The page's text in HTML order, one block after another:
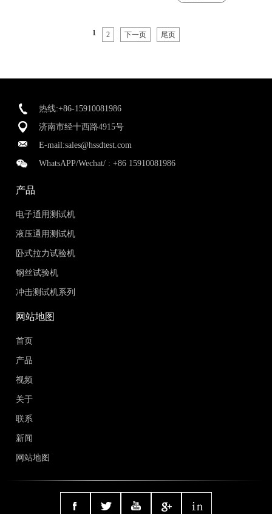
1 2 下一页 尾页
热线:+86-15910081986
济南市经十西路4915号
E-mail:sales@hssdtest.com
WhatsAPP/Wechat/ :+86 15910081986
产品
电子通用测试机
液压通用测试机
卧式拉力试验机
钢丝试验机
冲击测试机系列
网站地图
首页
产品
视频
关于
联系
新闻
网站地图